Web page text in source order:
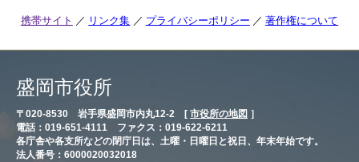
携帯サイト リンク集 プライバシーポリシー 著作権について
盛岡市役所
〒020-8530 岩手県盛岡市内丸12-2 [ 市役所の地図 ］
電話：019-651-4111 ファクス：019-622-6211
各庁舎や各支所などの閉庁日は、土曜・日曜日と祝日、年末年始です。
法人番号：6000020032018